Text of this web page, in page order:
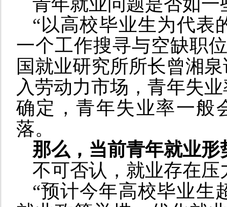
“以高校毕业生为代表
一个工作搜寻与空缺职
国就业研究所所长曾湘
入劳动力市场，青年失
确定，青年失业率一般
落。
那么，当前青年就业形
不可否认，就业存在
“预计今年高校毕业生